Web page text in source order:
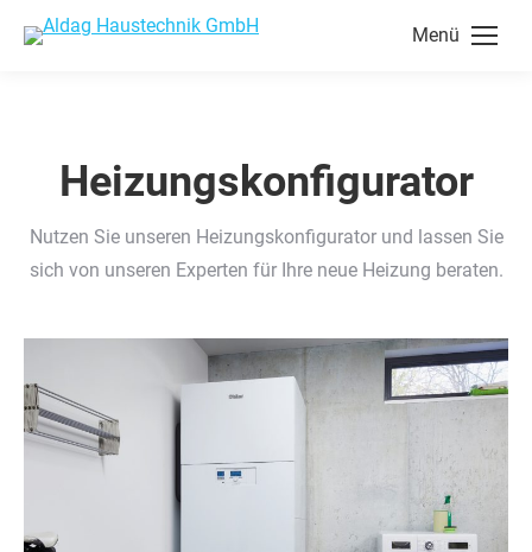
Menü
Heizungskonfigurator
Nutzen Sie unseren Heizungskonfigurator und lassen Sie
sich von unseren Experten für Ihre neue Heizung beraten.